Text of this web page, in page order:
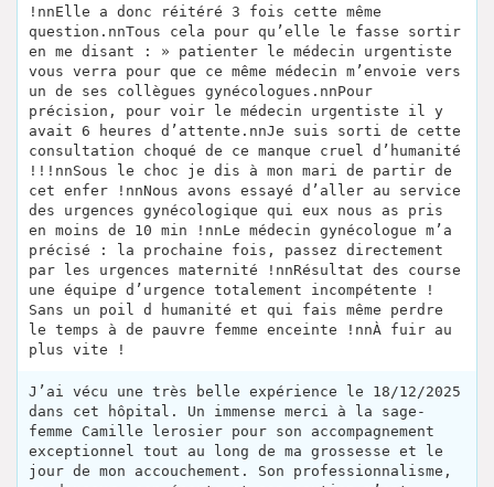
!nnElle a donc réitéré 3 fois cette même
question.nnTous cela pour qu’elle le fasse sortir
en me disant : » patienter le médecin urgentiste
vous verra pour que ce même médecin m’envoie vers
un de ses collègues gynécologues.nnPour
précision, pour voir le médecin urgentiste il y
avait 6 heures d’attente.nnJe suis sorti de cette
consultation choqué de ce manque cruel d’humanité
!!!nnSous le choc je dis à mon mari de partir de
cet enfer !nnNous avons essayé d’aller au service
des urgences gynécologique qui eux nous as pris
en moins de 10 min !nnLe médecin gynécologue m’a
précisé : la prochaine fois, passez directement
par les urgences maternité !nnRésultat des course
une équipe d’urgence totalement incompétente !
Sans un poil d humanité et qui fais même perdre
le temps à de pauvre femme enceinte !nnÀ fuir au
plus vite !
J’ai vécu une très belle expérience le 18/12/2025
dans cet hôpital. Un immense merci à la sage-
femme Camille lerosier pour son accompagnement
exceptionnel tout au long de ma grossesse et le
jour de mon accouchement. Son professionnalisme,